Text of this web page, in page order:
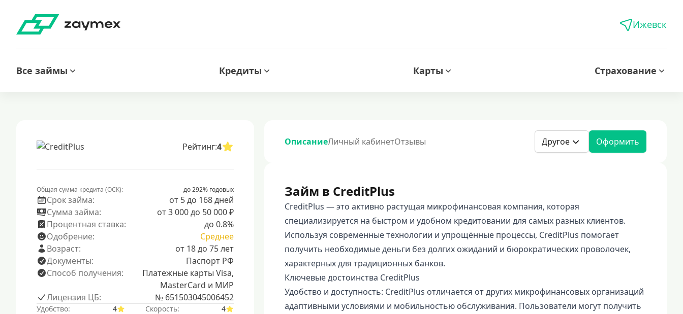
Ижевск
Все займы Кредиты Карты Страхование
Рейтинг:4
Общая сумма кредита (ОСК): до 292% годовых
Срок займа:
от 5 до 168 дней
Сумма займа:
от 3 000 до 50 000 ₽
Процентная ставка:
до 0.8%
Одобрение:
Среднее
Возраст:
от 18 до 75 лет
Документы:
Паспорт РФ
Способ получения:
Платежные карты Visa,
MasterCard и МИР
Лицензия ЦБ:
№ 651503045006452
Удобство: 4 Скорость:
4
ОписаниеЛичный кабинетОтзывы Другое Оформить
Займ в CreditPlus
CreditPlus — это активно растущая микрофинансовая компания, которая
специализируется на быстром и удобном кредитовании для самых разных клиентов.
Используя современные технологии и упрощённые процессы, CreditPlus помогает
получить необходимые деньги без долгих ожиданий и бюрократических проволочек,
характерных для традиционных банков.
Ключевые достоинства CreditPlus
Удобство и доступность: CreditPlus отличается от других микрофинансовых организаций
адаптивными условиями и мобильностью обслуживания. Пользователи могут получить